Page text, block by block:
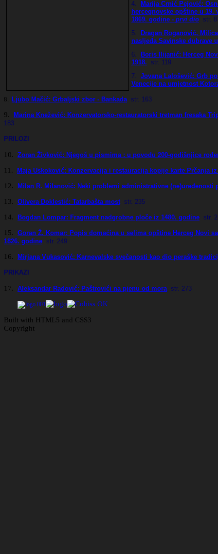
4.
Marija Crnić Pejović:
hercegnovske opštine u
1869. godine - prvi dio str.
5.
Dragan Roganović,
nasljeđa Savinske dubrave
6.
Boris Ilijanić: Herceg
1918. str. 119
7. Jovana Lalošević: Grb
Venecije na umjetnost
8. Ljubo Mačić: Grbaljski zbor - Bankada str. 163
9.
Marina Knežević: Konzervatorsko-restauratorski tretman fresaka
183
PRILOZI
10. Zoran Živković: Njegoš u pismima : u povodu 200-godišnjice
11. Maja Uskoković: Konzervacija i restauracija kopije karte Prčanja
12. Milan R. Milanović: Neki problemi administrativne (ne)uređenosti
13. Olivera Doklestić: Tatarbašta most str. 235
14. Bogdan Lompar: Fragment nadgrobne ploče iz 1480. godine str.
15. Goran Ž. Komar: Popis domaćina u selima opštine Herceg Novi
1826. godine str. 249
16. Mirjana Vukasović: Karnevalske svečanosti kao dio peraške
PRIKAZI
17. Aleksandar Radović: Paštrovići na pjenu od mora str. 273
Built with HTML5 and CSS3
Copyright